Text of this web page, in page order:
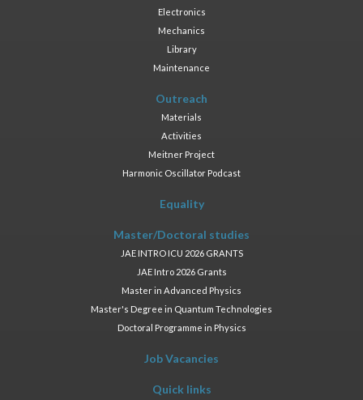
Electronics
Mechanics
Library
Maintenance
Outreach
Materials
Activities
Meitner Project
Harmonic Oscillator Podcast
Equality
Master/Doctoral studies
JAE INTRO ICU 2026 GRANTS
JAE Intro 2026 Grants
Master in Advanced Physics
Master's Degree in Quantum Technologies
Doctoral Programme in Physics
Job Vacancies
Quick links